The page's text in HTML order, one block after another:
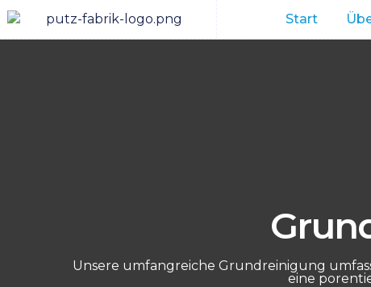
Start
Unsere umfangreiche Grundreinigung
eine